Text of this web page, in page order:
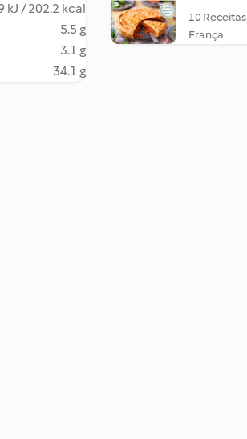
kJ / 202.2 kcal
5.5 g
3.1 g
34.1 g
10 Receitas
França